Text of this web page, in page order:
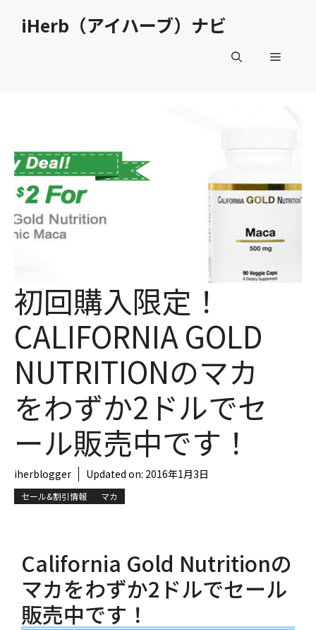
iHerb（アイハーブ）ナビ
メ
ー
初回購入限定！
CALIFORNIA GOLD
NUTRITIONのマカ
をわずか2ドルでセ
ール販売中です！
iherblogger Updated on: 2016年1月3日
セール&割引情報 マカ
California Gold Nutritionの
マカをわずか2ドルでセール
販売中です！